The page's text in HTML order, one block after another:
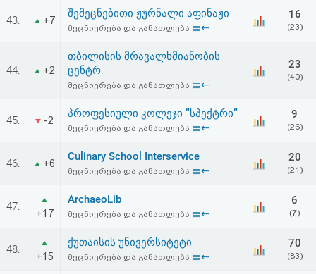
ავტორიზაცია
რეგისტრაცია
პაროლის
აღდგენა
HTML
სალიცენზიო
შეთანხმება
43. +7
შემეცნებითი ჟურნალი აფინაჟი
მეცნიერება და განათლება ▤⇠
16
(23)
44. +2
თბილისის მრავალხმიანობის
ცენტრ
მეცნიერება და განათლება ▤⇠
23
(40)
45. -2
პროფესიული კოლეჯი ”სპექტრი”
მეცნიერება და განათლება ▤⇠
9
(26)
46. +6
Culinary School Interservice
მეცნიერება და განათლება ▤⇠
20
(21)
47.
+17
ArchaeoLib
მეცნიერება და განათლება ▤⇠
6
(7)
48.
+15
ქუთაისის უნივერსიტეტი
მეცნიერება და განათლება ▤⇠
70
(83)